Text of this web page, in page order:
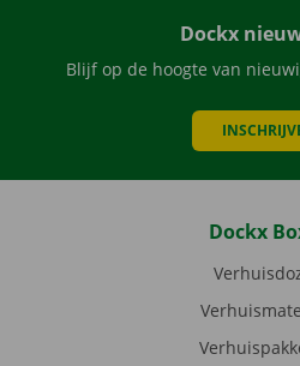
Dockx
Blijf op de hoogte van
Dockx